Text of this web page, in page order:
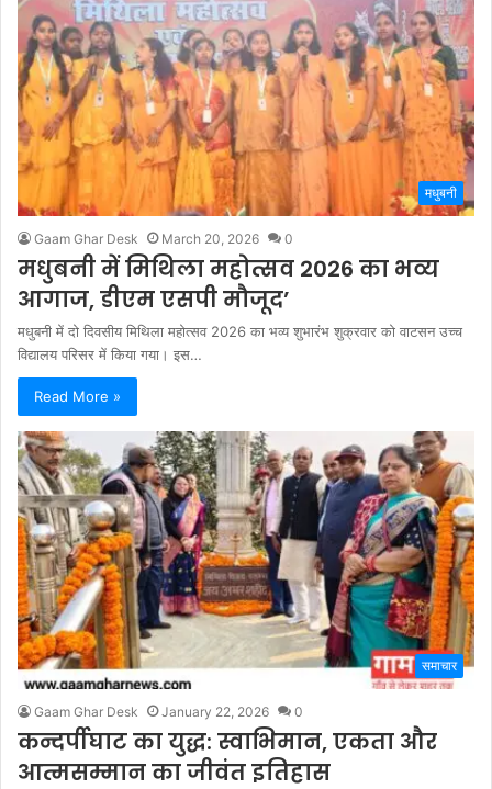
मधुबनी
Gaam Ghar Desk March 20, 2026 0
मधुबनी में मिथिला महोत्सव 2026 का भव्य
आगाज, डीएम एसपी मौजूद’
मधुबनी में दो दिवसीय मिथिला महोत्सव 2026 का भव्य शुभारंभ शुक्रवार को वाटसन उच्च
विद्यालय परिसर में किया गया। इस…
Read More »
समाचार
Gaam Ghar Desk January 22, 2026 0
कन्दर्पीघाट का युद्ध: स्वाभिमान, एकता और
आत्मसम्मान का जीवंत इतिहास